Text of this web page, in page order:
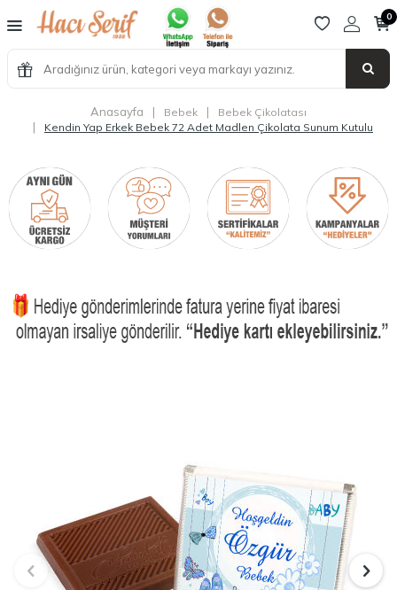
0
Anasayfa | Bebek | Bebek Çikolatası
| Kendin Yap Erkek Bebek 72 Adet Madlen Çikolata Sunum Kutulu